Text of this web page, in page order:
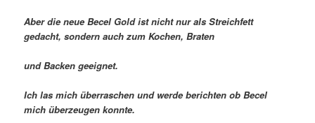
Aber die neue Becel Gold ist nicht nur als Streichfett
gedacht, sondern auch zum Kochen, Braten
und Backen geeignet.
Ich las mich überraschen und werde berichten ob Becel
mich überzeugen konnte.